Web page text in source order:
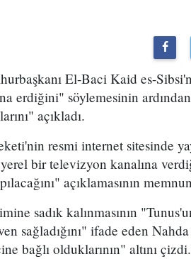
El-Baci Kaid es-
erdiğini" söylemesinin
açıkladı.
resmi internet sitesinde
bir televizyon kanalına
açıklamasının
sadık kalınmasının
sağladığını" ifade eden
bağlı olduklarının" altını çizdi.